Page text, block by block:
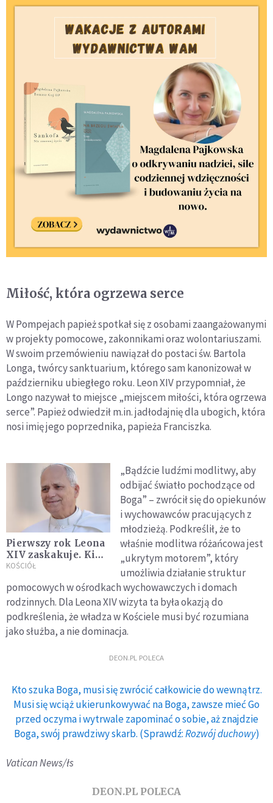
Miłość, która ogrzewa serce
W Pompejach papież spotkał się z osobami zaangażowanymi
w projekty pomocowe, zakonnikami oraz wolontariuszami.
W swoim przemówieniu nawiązał do postaci św. Bartola
Longa, twórcy sanktuarium, którego sam kanonizował w
październiku ubiegłego roku. Leon XIV przypomniał, że
Longo nazywał to miejsce „miejscem miłości, która ogrzewa
serce”. Papież odwiedził m.in. jadłodajnię dla ubogich, która
nosi imię jego poprzednika, papieża Franciszka.
Pierwszy rok Leona
XIV zaskakuje. Kim
jest człowiek, który
Franciszku?
KOŚCIÓŁ
„Bądźcie ludźmi modlitwy, aby
odbijać światło pochodzące od
Boga” – zwrócił się do opiekunów
i wychowawców pracujących z
młodzieżą. Podkreślił, że to
właśnie modlitwa różańcowa jest
„ukrytym motorem”, który
umożliwia działanie struktur
pomocowych w ośrodkach wychowawczych i domach
rodzinnych. Dla Leona XIV wizyta ta była okazją do
podkreślenia, że władza w Kościele musi być rozumiana
jako służba, a nie dominacja.
DEON.PL POLECA
Kto szuka Boga, musi się zwrócić całkowicie do wewnątrz.
Musi się wciąż ukierunkowywać na Boga, zawsze mieć Go
przed oczyma i wytrwale zapominać o sobie, aż znajdzie
Boga, swój prawdziwy skarb. (Sprawdź:Rozwój duchowy)
Vatican News/łs
DEON.PL POLECA